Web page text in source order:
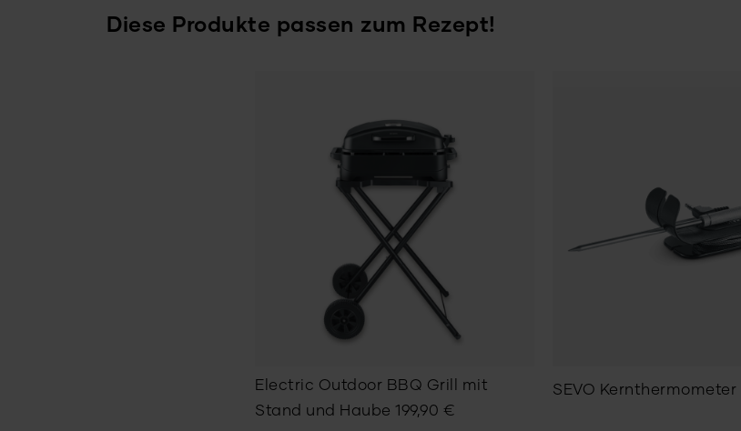
Diese Produkte passen zum Rezept!
Electric Outdoor BBQ Grill mit
Stand und Haube 199,90 €
SEVO Kernthermometer